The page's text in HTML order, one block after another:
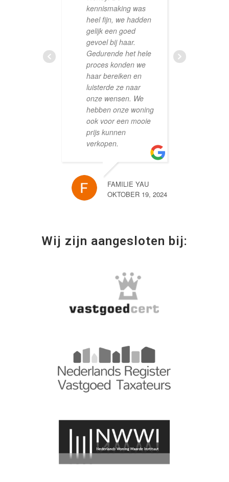
kennismaking was
heel fijn, we hadden
gelijk een goed
gevoel bij haar.
Gedurende het hele
proces konden we
haar bereiken en
luisterde ze naar
onze wensen. We
hebben onze woning
ook voor een mooie
prijs kunnen
verkopen.
FAMILIE YAU
OKTOBER 19, 2024
Wij zijn aangesloten bij: